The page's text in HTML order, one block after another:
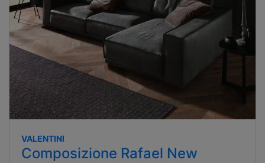
VALENTINI
Composizione Rafael New